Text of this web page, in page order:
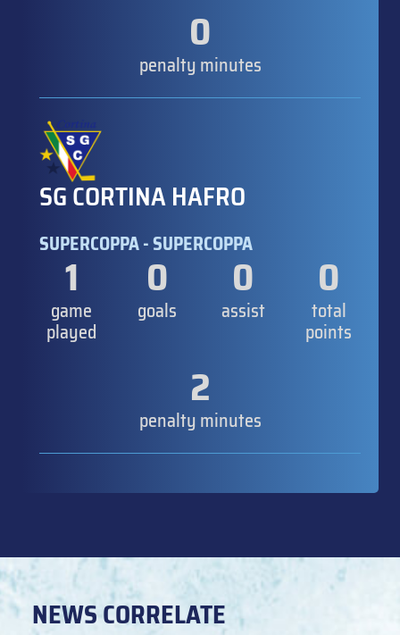
0
penalty minutes
SG CORTINA HAFRO
SUPERCOPPA - SUPERCOPPA
1
game
played
0
goals
0
assist
0
total
points
2
penalty minutes
NEWS CORRELATE